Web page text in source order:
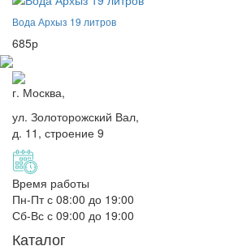
Вода Архыз 19 литров
685р
г. Москва,
ул. Золоторожский Вал,
д. 11, строение 9
Время работы
Пн-Пт с 08:00 до 19:00
Сб-Вс с 09:00 до 19:00
Каталог